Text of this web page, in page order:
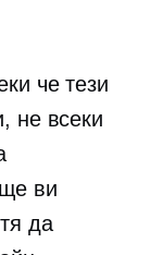
че тези
не всеки
ви
да